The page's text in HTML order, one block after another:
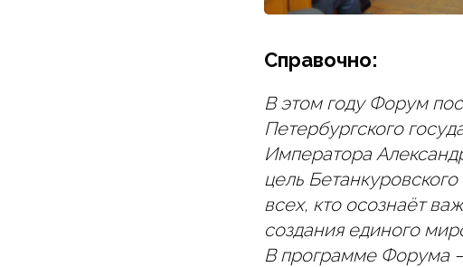
Справочно:
В этом году Форум
Петербургского
Императора
цель
всех, кто осознаёт
создания единого
В программе Форума